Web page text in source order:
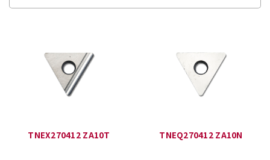
TNEX270412 ZA10T TNEQ270412 ZA10N